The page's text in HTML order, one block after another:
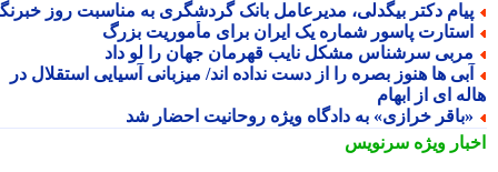
دکتر بیگدلی، مدیرعامل بانک گردشگری به مناسبت روز خبرنگار
پاسور شماره یک ایران برای مأموریت بزرگ
سرشناس مشکل نایب قهرمان جهان را لو داد
ها هنوز بصره را از دست نداده اند/ میزبانی آسیایی استقلال در
ای از ابهام
خرازی» به دادگاه ویژه روحانیت احضار شد
ویژهسرنویس